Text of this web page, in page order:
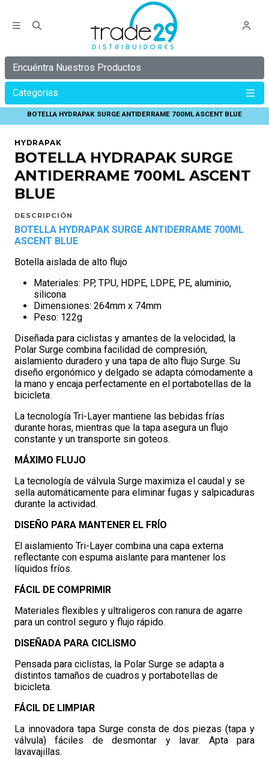
Encuéntra Nuestros Productos
Categorias
BOTELLA HYDRAPAK SURGE ANTIDERRAME 700ML ASCENT BLUE
HYDRAPAK
BOTELLA HYDRAPAK SURGE
ANTIDERRAME 700ML ASCENT
BLUE
DESCRIPCIÓN
BOTELLA HYDRAPAK SURGE ANTIDERRAME 700ML
ASCENT BLUE
Botella aislada de alto flujo
Materiales: PP, TPU, HDPE, LDPE, PE, aluminio,
silicona
Dimensiones: 264mm x 74mm
Peso: 122g
Diseñada para ciclistas y amantes de la velocidad, la
Polar Surge combina facilidad de compresión,
aislamiento duradero y una tapa de alto flujo Surge. Su
diseño ergonómico y delgado se adapta cómodamente a
la mano y encaja perfectamente en el portabotellas de la
bicicleta.
La tecnología Tri-Layer mantiene las bebidas frías
durante horas, mientras que la tapa asegura un flujo
constante y un transporte sin goteos.
MÁXIMO FLUJO
La tecnología de válvula Surge maximiza el caudal y se
sella automáticamente para eliminar fugas y salpicaduras
durante la actividad.
DISEÑO PARA MANTENER EL FRÍO
El aislamiento Tri-Layer combina una capa externa
reflectante con espuma aislante para mantener los
líquidos fríos.
FÁCIL DE COMPRIMIR
Materiales flexibles y ultraligeros con ranura de agarre
para un control seguro y flujo rápido.
DISEÑADA PARA CICLISMO
Pensada para ciclistas, la Polar Surge se adapta a
distintos tamaños de cuadros y portabotellas de
bicicleta.
FÁCIL DE LIMPIAR
La innovadora tapa Surge consta de dos piezas (tapa y
válvula) fáciles de desmontar y lavar. Apta para
lavavajillas.